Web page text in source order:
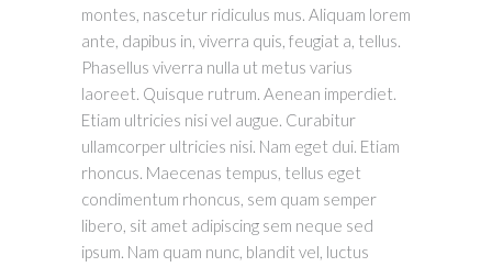
montes, nascetur ridiculus mus. Aliquam lorem
ante, dapibus in, viverra quis, feugiat a, tellus.
Phasellus viverra nulla ut metus varius
laoreet. Quisque rutrum. Aenean imperdiet.
Etiam ultricies nisi vel augue. Curabitur
ullamcorper ultricies nisi. Nam eget dui. Etiam
rhoncus. Maecenas tempus, tellus eget
condimentum rhoncus, sem quam semper
libero, sit amet adipiscing sem neque sed
ipsum. Nam quam nunc, blandit vel, luctus